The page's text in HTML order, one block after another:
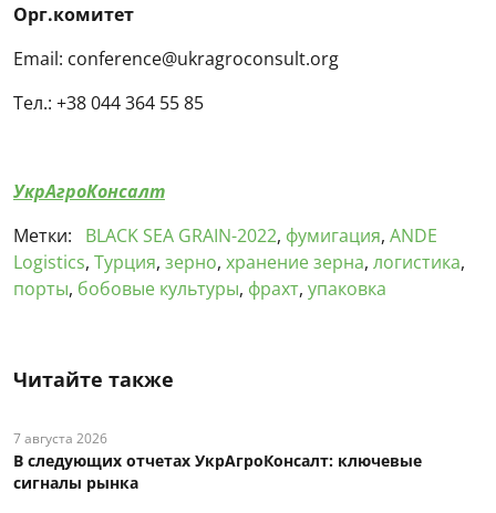
Орг.комитет
Email: conference@ukragroconsult.org
Тел.: +38 044 364 55 85
УкрАгроКонсалт
Метки:
BLACK SEA GRAIN-2022, фумигация, ANDE
Logistics, Турция, зерно, хранение зерна, логистика,
порты, бобовые культуры, фрахт, упаковка
Читайте также
7 августа 2026
В следующих отчетах УкрАгроКонсалт: ключевые
сигналы рынка